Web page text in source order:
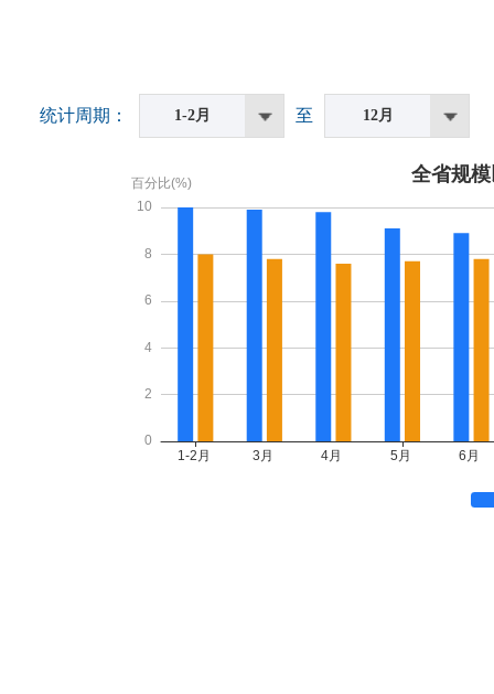
统计周期： 1-2月 至 12月